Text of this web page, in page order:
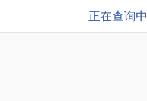
正在查询中